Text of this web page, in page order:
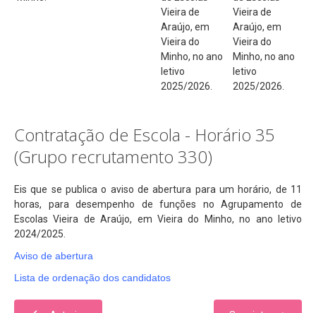
Equipa de Autoavaliação
Seguro Escolar
Fale Connosco (Eq. Avaliação Int.)
Vieira de
Araújo, em
Vieira do
Minho, no ano
letivo
2025/2026.
Vieira de
Araújo, em
Vieira do
Minho, no ano
letivo
2025/2026.
Contratação de Escola - Horário 35
(Grupo recrutamento 330)
Eis que se publica o aviso de abertura para um horário, de 11
horas, para desempenho de funções no Agrupamento de
Escolas Vieira de Araújo, em Vieira do Minho, no ano letivo
2024/2025.
Aviso de abertura
Lista de ordenação dos candidatos